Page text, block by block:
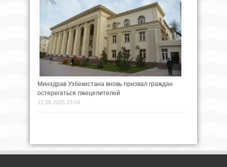
Минздрав Узбекистана вновь призвал граждан
остерегаться лжецелителей
12.08.2025 13:04